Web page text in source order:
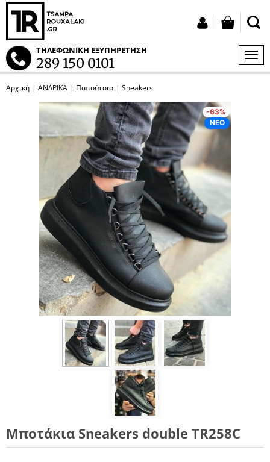
ΤΗΛΕΦΩΝΙΚΗ ΕΞΥΠΗΡΕΤΗΣΗ
289 150 0101
Σύνδεση
Αρχική ΑΝΔΡΙΚΑ Παπούτσια Sneakers
pppp
-63%
ΝΕΟ
Μποτάκια Sneakers double TR258C